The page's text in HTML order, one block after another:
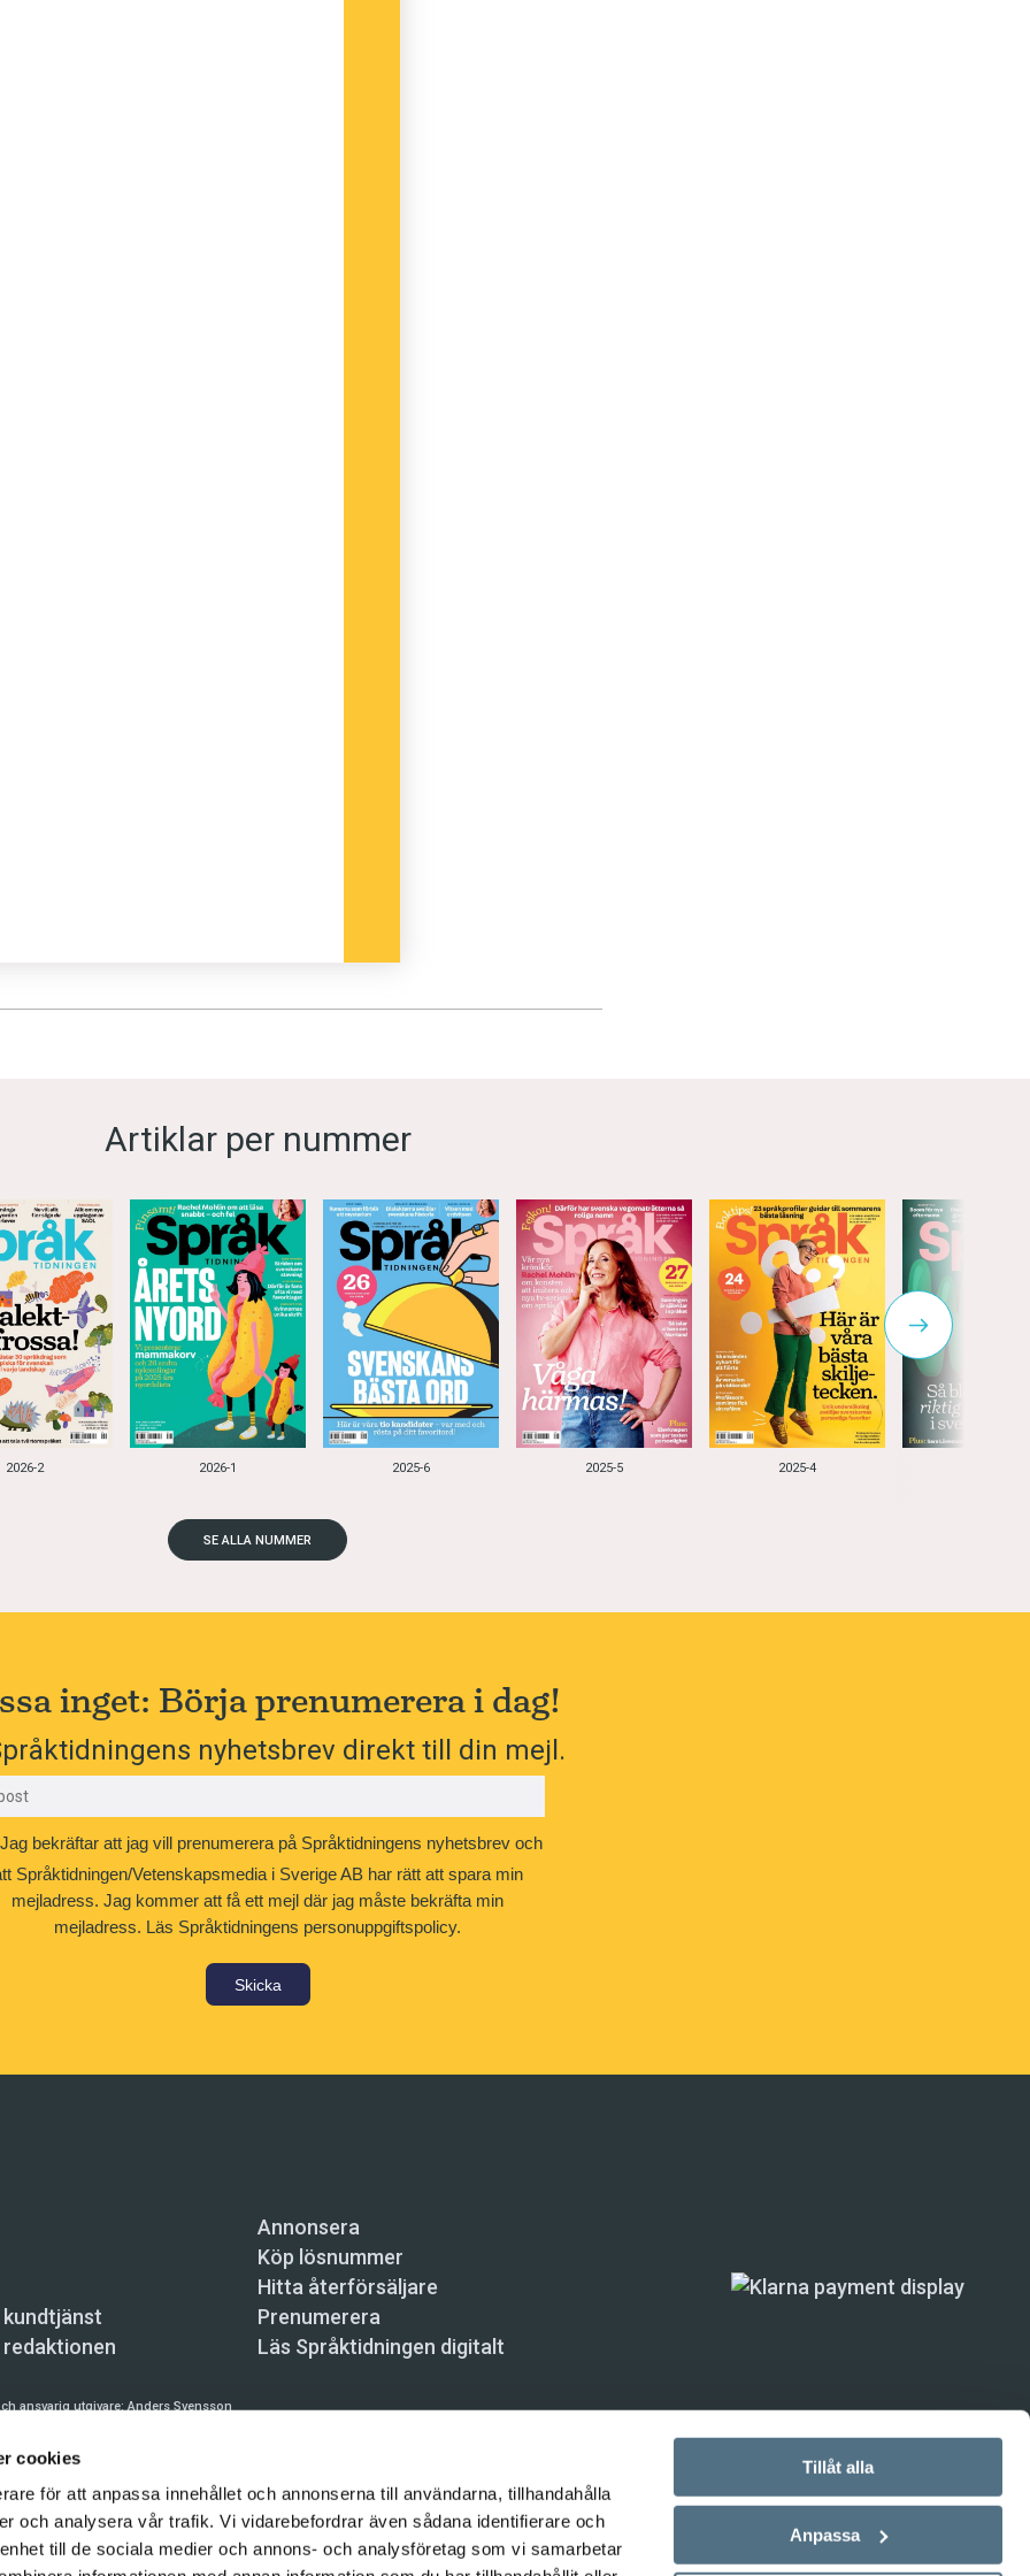
cookies
för att anpassa innehållet och annonserna till användarna, tillhandahålla
och analysera vår trafik. Vi vidarebefordrar även sådana identifierare och
till de sociala medier och annons- och analysföretag som vi samarbetar
Tillåt alla
Anpassa
Artiklar per nummer
2026-2 2026-1 2025-6 2025-5 2025-4
SE ALLA NUMMER
inget: Börja prenumerera i dag!
nyhetsbrev direkt till din mejl.
Jag bekräftar att jag vill prenumerera på Språktidningens nyhetsbrev och
Språktidningen/Vetenskapsmedia i Sverige AB har rätt att spara min
mejladress. Jag kommer att få ett mejl där jag måste bekräfta min
mejladress. Läs Språktidningens personuppgiftspolicy.
Skicka
Annonsera
Köp lösnummer
Hitta återförsäljare
Prenumerera
Läs Språktidningen digitalt
ansvarig utgivare:Anders Svensson
prenumeration: 08-121 062 34 (vardagar 8–17), kundtjanst@spraktidningen.se
automatiska tjänster och maskinläsbara metoder (robotar, spiders, indexering och liknande) är inte
på denna webbplats är upphovsrättsligt skyddat.